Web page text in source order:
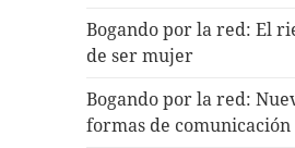
Bogando por la red: El
de ser mujer
Bogando por la red:
formas de comunicación